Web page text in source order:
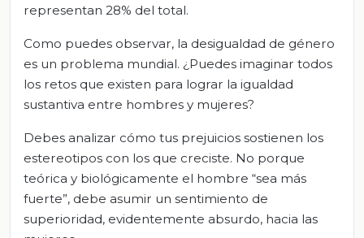
representan 28% del total.
Como puedes observar, la desigualdad de género
es un problema mundial. ¿Puedes imaginar todos
los retos que existen para lograr la igualdad
sustantiva entre hombres y mujeres?
Debes analizar cómo tus prejuicios sostienen los
estereotipos con los que creciste. No porque
teórica y biológicamente el hombre “sea más
fuerte”, debe asumir un sentimiento de
superioridad, evidentemente absurdo, hacia las